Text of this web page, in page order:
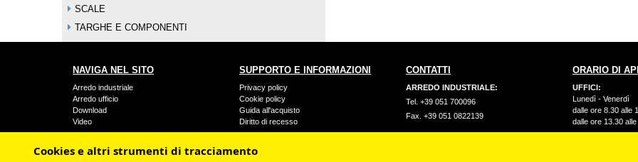
SCALE
TARGHE E COMPONENTI
NAVIGA NEL SITO
Arredo industriale
Arredo ufficio
Download
Video
Contatti
SUPPORTO E INFORMAZIONI
Privacy policy
Cookie policy
Guida all'acquisto
Diritto di recesso
Condizioni generali di vendita
Prezzo e metodi di pagamento
CONTATTI
ARREDO INDUSTRIALE:
Tel. +39 051 700096
Fax. +39 051 0822139
ORARIO DI
UFFICI:
Lunedì - Venerdì
dalle ore 8.30 alle
dalle ore 13.30
Cookies e altri strumenti di tracciamento